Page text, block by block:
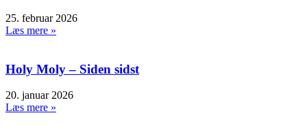
25. februar 2026
Læs mere »
Holy Moly – Siden sidst
20. januar 2026
Læs mere »